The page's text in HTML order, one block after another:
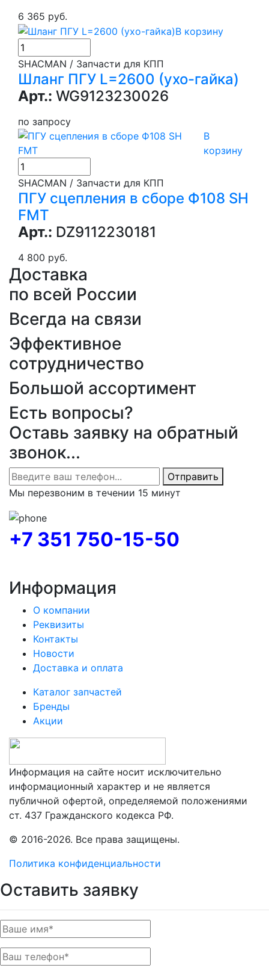
6 365 руб.
В корзину
SHACMAN / Запчасти для КПП
Шланг ПГУ L=2600 (ухо-гайка)
Арт.: WG9123230026
по запросу
В
корзину
SHACMAN / Запчасти для КПП
ПГУ сцепления в сборе Ф108 SH
FMT
Арт.: DZ9112230181
4 800 руб.
Доставка
по всей России
Всегда на связи
Эффективное
сотрудничество
Большой ассортимент
Информация на сайте носит исключительно
информационный характер и не является
публичной офертой, определяемой положениями
ст. 437 Гражданского кодекса РФ.
Есть вопросы?
Оставь заявку на обратный
звонок...
Отправить
Мы перезвоним в течении 15 минут
+7 351 750-15-50
Информация
О компании
Реквизиты
Контакты
Новости
Доставка и оплата
Каталог запчастей
Бренды
Акции
© 2016-2026. Все права защищены.
Политика конфиденциальности
Оставить заявку